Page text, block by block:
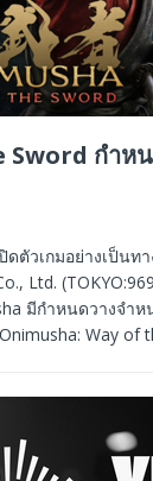
กำหน
ตัวเกมอย่างเป็นท
Ltd.
มีกำหนดวางจำ
Way of